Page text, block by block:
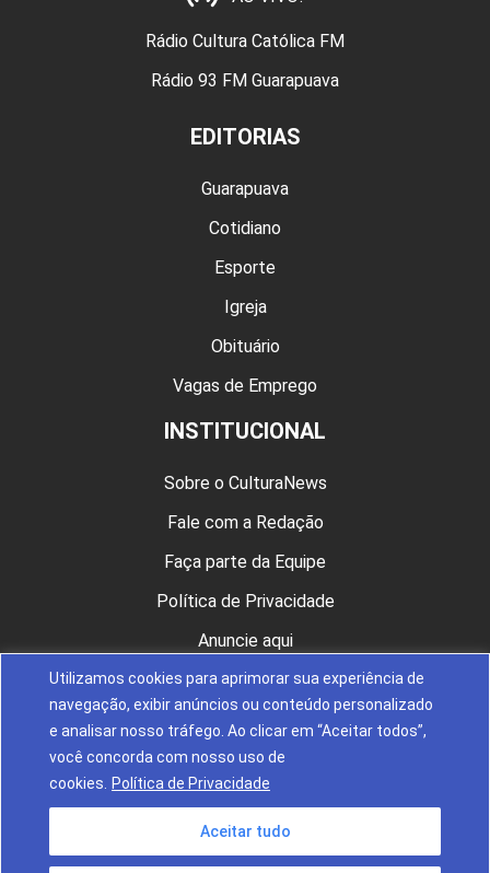
Utilizamos cookies para aprimorar sua experiência de
navegação, exibir anúncios ou conteúdo personalizado
e analisar nosso tráfego. Ao clicar em “Aceitar todos”,
você concorda com nosso uso de
cookies.
Política de Privacidade
Aceitar tudo
Rádio Cultura Católica FM
Rádio 93 FM Guarapuava
EDITORIAS
Guarapuava
Cotidiano
Esporte
Igreja
Obituário
Vagas de Emprego
INSTITUCIONAL
Sobre o CulturaNews
Fale com a Redação
Faça parte da Equipe
Política de Privacidade
Anuncie aqui
CULTURA NAS REDES
© 2024 Fundação Nossa Senhora de Belém de Guarapuava. Todos
os direitos reservados.